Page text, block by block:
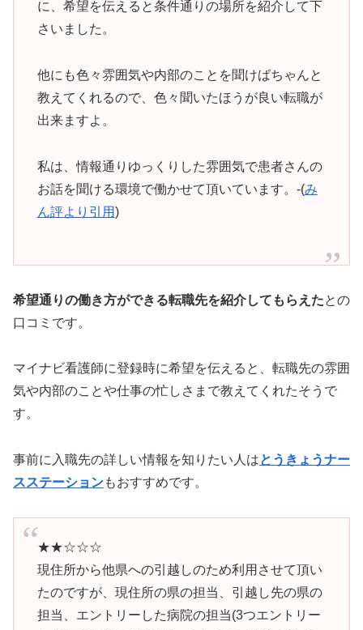
に、希望を伝えると条件通りの場所を紹介して下
さいました。
他にも色々雰囲気や内部のことを聞けばちゃんと
教えてくれるので、色々聞いたほうが良い転職が
出来ますよ。
私は、情報通りゆっくりした雰囲気で患者さんの
お話を聞ける環境で働かせて頂いています。-(み
ん評より引用)
希望通りの働き方ができる転職先を紹介してもらえたとの
口コミです。
マイナビ看護師に登録時に希望を伝えると、転職先の雰囲
気や内部のことや仕事の忙しさまで教えてくれたそうで
す。
事前に入職先の詳しい情報を知りたい人はとうきょうナー
スステーションもおすすめです。
★★☆☆☆
現住所から他県への引越しのため利用させて頂い
たのですが、現住所の県の担当、引越し先の県の
担当、エントリーした病院の担当(3つエントリー